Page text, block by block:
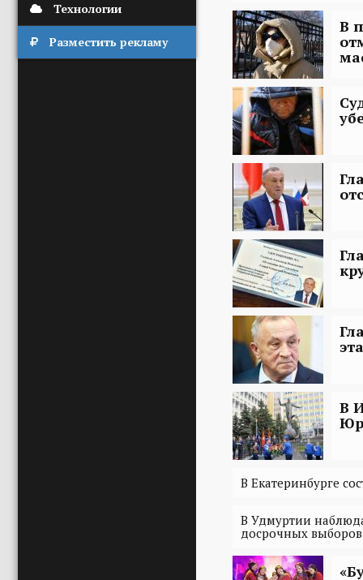
Технологии
Разместить рекламу
В
В
В Екатеринбурге
В Удмуртии
досрочных выборов